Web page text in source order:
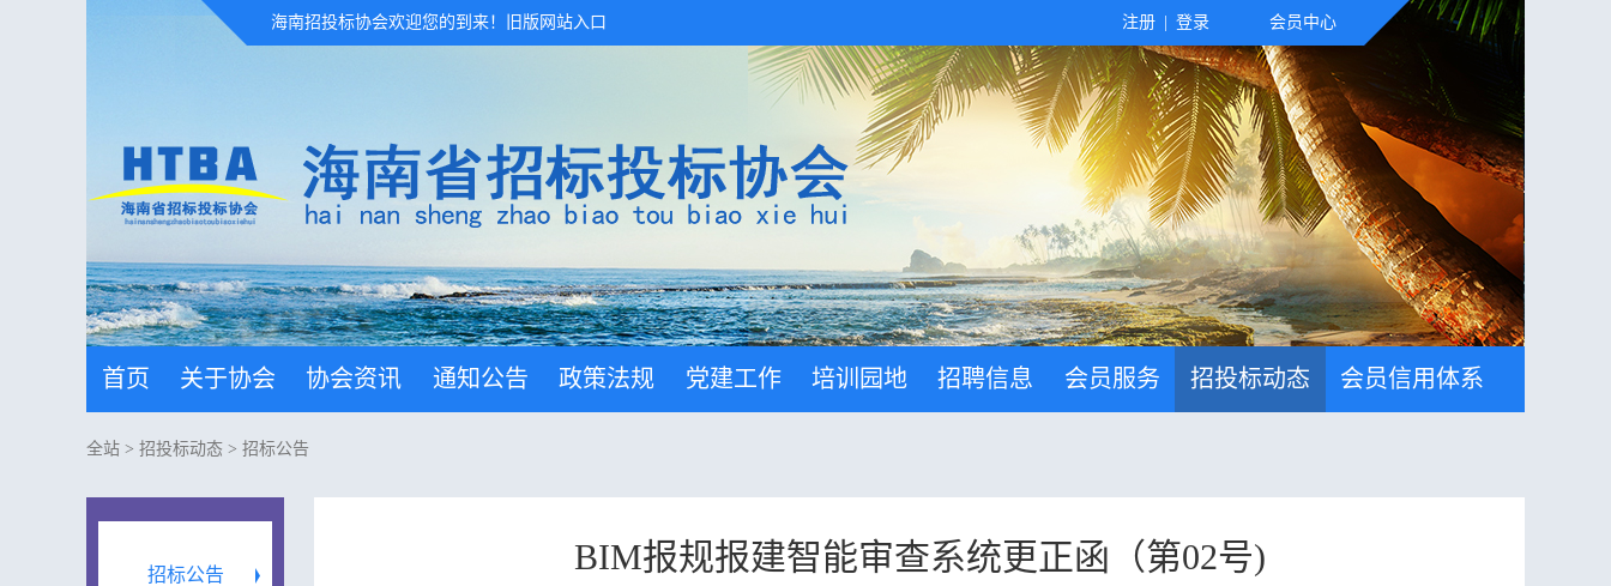
海南招投标协会欢迎您的到来！ 旧版网站入口 注册 登录 会员中心
首页 关于协会 协会资讯 通知公告 政策法规 党建工作 培训园地 招聘信息 会员服务 招投标动态 会员信用体系
全站 > 招投标动态 > 招标公告
招标公告 BIM报规报建智能审查系统更正函（第02号)